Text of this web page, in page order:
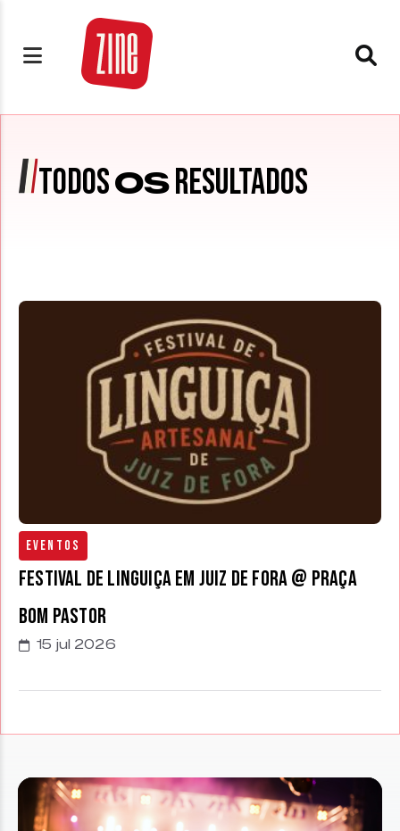
TODOSOSRESULTADOS
Eventos
Festival de Linguiça em Juiz de Fora @ Praça
Bom Pastor
15 jul 2026